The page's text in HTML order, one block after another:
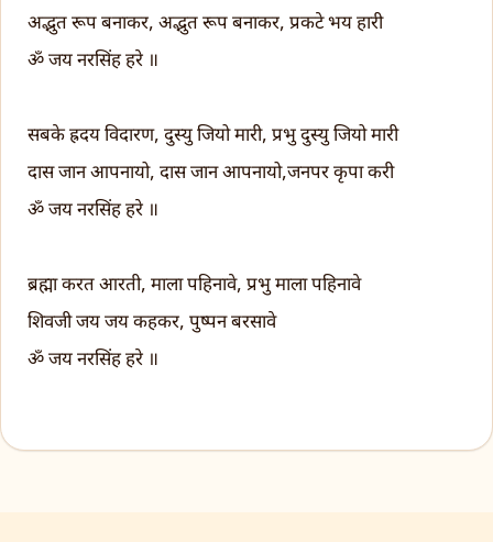
अद्भुत रूप बनाकर, अद्भुत रूप बनाकर, प्रकटे भय हारी
ॐ जय नरसिंह हरे ॥
सबके ह्रदय विदारण, दुस्यु जियो मारी, प्रभु दुस्यु जियो मारी
दास जान आपनायो, दास जान आपनायो,जनपर कृपा करी
ॐ जय नरसिंह हरे ॥
ब्रह्मा करत आरती, माला पहिनावे, प्रभु माला पहिनावे
शिवजी जय जय कहकर, पुष्पन बरसावे
ॐ जय नरसिंह हरे ॥